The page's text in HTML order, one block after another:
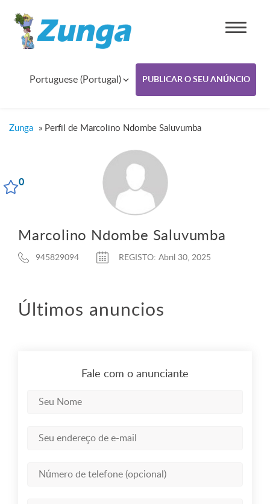
0
Portuguese (Portugal) PUBLICAR O SEU ANÚNCIO
Zunga » Perfil de Marcolino Ndombe Saluvumba
Marcolino Ndombe Saluvumba
945829094 REGISTO: Abril 30, 2025
Últimos anuncios
Fale com o anunciante